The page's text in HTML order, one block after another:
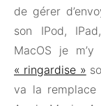
de gérer
son IPod,
MacOS je
« ringardise »
va la